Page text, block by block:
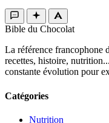
Bible du Chocolat
La référence francophone
recettes, histoire,
constante évolution pour
Catégories
Nutrition